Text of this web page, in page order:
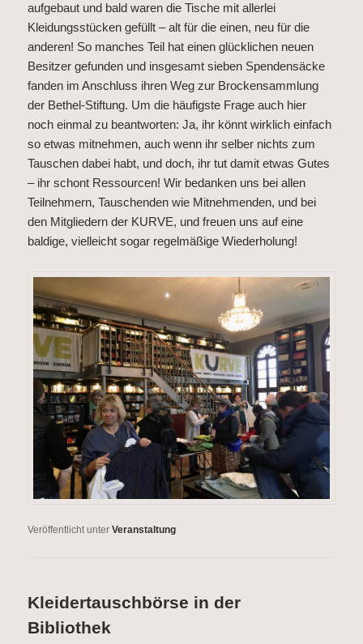
aufgebaut und bald waren die Tische mit allerlei
Kleidungsstücken gefüllt – alt für die einen, neu für die
anderen! So manches Teil hat einen glücklichen neuen
Besitzer gefunden und insgesamt sieben Spendensäcke
fanden im Anschluss ihren Weg zur Brockensammlung
der Bethel-Stiftung. Um die häufigste Frage auch hier
noch einmal zu beantworten: Ja, ihr könnt wirklich einfach
so etwas mitnehmen, auch wenn ihr selber nichts zum
Tauschen dabei habt, und doch, ihr tut damit etwas Gutes
– ihr schont Ressourcen! Wir bedanken uns bei allen
Teilnehmern, Tauschenden wie Mitnehmenden, und bei
den Mitgliedern der KURVE, und freuen uns auf eine
baldige, vielleicht sogar regelmäßige Wiederholung!
Veröffentlicht unter Veranstaltung
Kleidertauschbörse in der
Bibliothek